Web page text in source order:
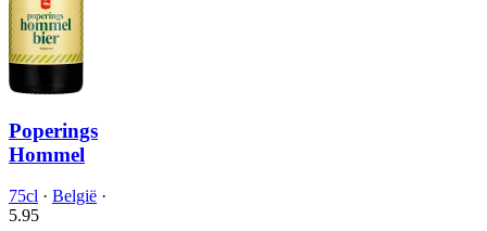
Poperings
Hommel
75cl · België ·
5.95